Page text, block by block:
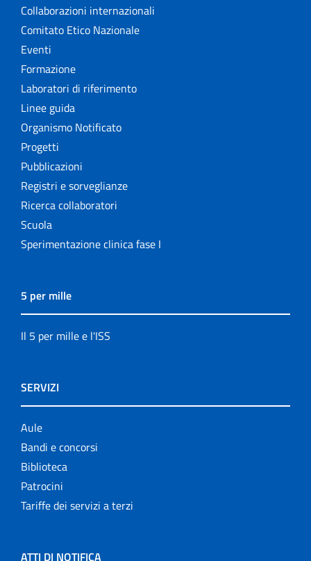
Collaborazioni internazionali
Comitato Etico Nazionale
Eventi
Formazione
Laboratori di riferimento
Linee guida
Organismo Notificato
Progetti
Pubblicazioni
Registri e sorveglianze
Ricerca collaboratori
Scuola
Sperimentazione clinica fase I
5 per mille
Il 5 per mille e l'ISS
SERVIZI
Aule
Bandi e concorsi
Biblioteca
Patrocini
Tariffe dei servizi a terzi
ATTI DI NOTIFICA